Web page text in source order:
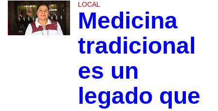
LOCAL
Medicina
tradicional
es un
legado que